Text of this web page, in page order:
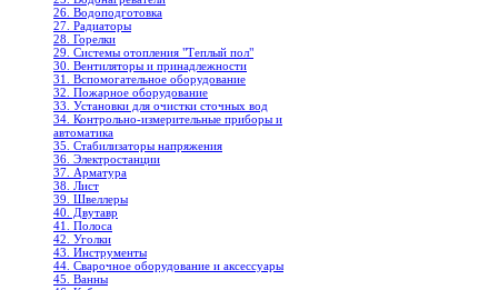
26. Водоподготовка
27. Радиаторы
28. Горелки
29. Системы отопления "Теплый пол"
30. Вентиляторы и принадлежности
31. Вспомогательное оборудование
32. Пожарное оборудование
33. Установки для очистки сточных вод
34. Контрольно-измерительные приборы и
автоматика
35. Стабилизаторы напряжения
36. Электростанции
37. Арматура
38. Лист
39. Швеллеры
40. Двутавр
41. Полоса
42. Уголки
43. Инструменты
44. Сварочное оборудование и аксессуары
45. Ванны